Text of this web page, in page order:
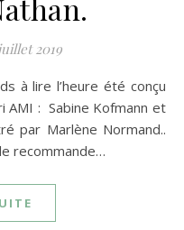
2019
AMI : Sabine Kofmann et
par Marlène Normand..
recommande…